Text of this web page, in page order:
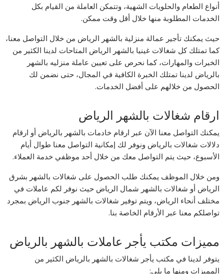
أنواع الطعام والحلويات الشهية، وتتمكن العاملة من القيام بكل
الخدمات المطلوبة منها خلال أقل وقت ممكن.
حيث يمكنك تأجير عمالة منزلية بالشهر الرياض من خلال التواصل معنا،
كما تمتلك كل شغالات غينيا بالشهر الرياض المتاحات لدينا الكثير من
الخبرات والمهارات، كما نحرص على تعيين عاملة منزليه بالشهر
بالرياض لدينا تمتلك الخبرة الكافية في المجال، حتى نضمن لك
الحصول من خلالهم على أفضل الخدمات.
ارقام شغالات بالشهر الرياض
يمكنك التواصل معنا الآن عبر ارقام خادمات بالشهر بالرياض أو ارقام
دلالات شغالات بالرياض ونوفر لك إمكانية التواصل معنا طوال أيام
الأسبوع، حيث يتم التواصل معك من خلال أحد موظفي خدمة العملاء.
ومن خلال الموظف يمكنك طلب الحصول على شغالات بالشهر بشرق
الرياض أو شغالات بالشهر شمال الرياض حيث نوفر لكم عاملات في
مختلف أنحاء الرياض، ويتم توفير شغالات بالشهر جنوب الرياض بمجرد
تواصلكم معنا عبر الأرقام الخاصة بنا.
مميزات مكتب يأجر عاملات بالشهر بالرياض
يتوفر لدينا في مكتب يأجر شغالات بالشهر بالرياض الكثير من
المميزات ومنها ما يلي: